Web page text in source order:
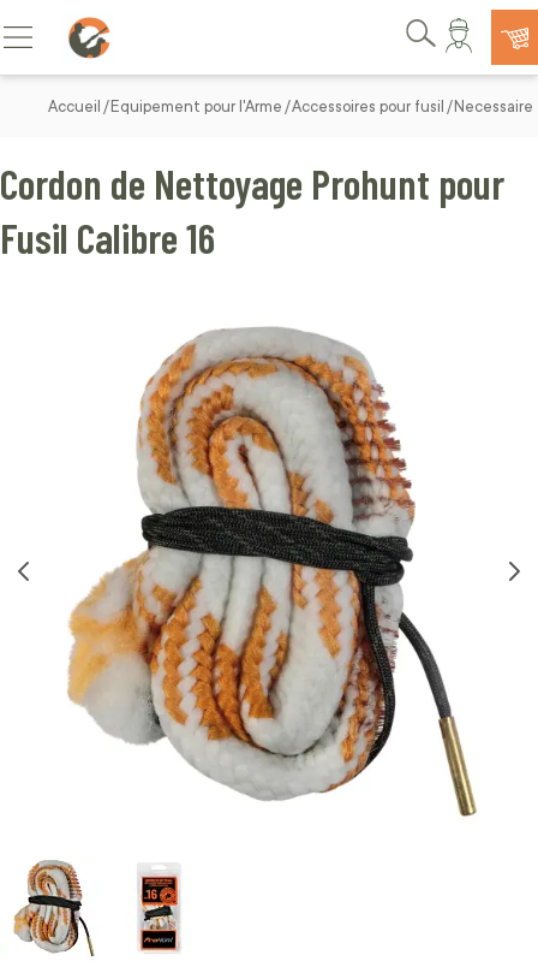
Allez au contenu
Basculer la navigation
Rechercher
Accueil Equipement pour l'Arme Accessoires pour fusil
Cordon de Nettoyage Prohunt pour
Fusil Calibre 16